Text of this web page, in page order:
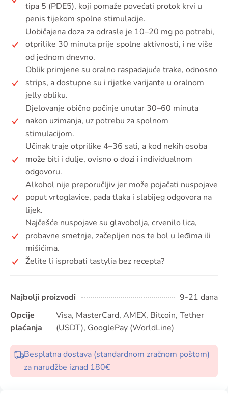
tipa 5 (PDE5), koji pomaže povećati protok krvi u
penis tijekom spolne stimulacije.
Uobičajena doza za odrasle je 10–20 mg po potrebi,
otprilike 30 minuta prije spolne aktivnosti, i ne više
od jednom dnevno.
Oblik primjene su oralno raspadajuće trake, odnosno
strips, a dostupne su i rijetke varijante u oralnom
jelly obliku.
Djelovanje obično počinje unutar 30–60 minuta
nakon uzimanja, uz potrebu za spolnom
stimulacijom.
Učinak traje otprilike 4–36 sati, a kod nekih osoba
može biti i dulje, ovisno o dozi i individualnom
odgovoru.
Alkohol nije preporučljiv jer može pojačati nuspojave
poput vrtoglavice, pada tlaka i slabijeg odgovora na
lijek.
Najčešće nuspojave su glavobolja, crvenilo lica,
probavne smetnje, začepljen nos te bol u leđima ili
mišićima.
Želite li isprobati tastylia bez recepta?
Najbolji proizvodi
9-21 dana
Opcije
plaćanja
Visa, MasterCard, AMEX, Bitcoin, Tether
(USDT), GooglePay (WorldLine)
Besplatna dostava (standardnom zračnom poštom)
za narudžbe iznad 180€